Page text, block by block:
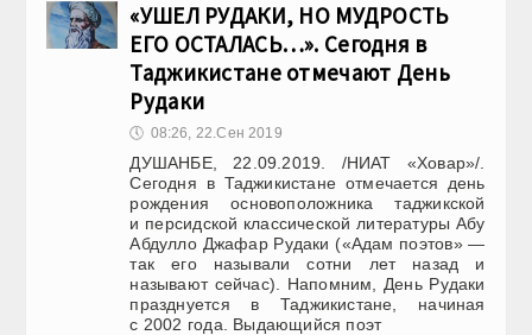
«УШЕЛ РУДАКИ, НО МУДРОСТЬ
ЕГО ОСТАЛАСЬ…». Сегодня в
Таджикистане отмечают День
Рудаки
🕔 08:26, 22.Сен 2019
ДУШАНБЕ, 22.09.2019. /НИАТ «Ховар»/.
Сегодня в Таджикистане отмечается день
рождения основоположника таджикской
и персидской классической литературы Абу
Абдулло Джафар Рудаки («Адам поэтов» —
так его называли сотни лет назад и
называют сейчас). Напомним, День Рудаки
празднуется в Таджикистане, начиная
с 2002 года. Выдающийся поэт